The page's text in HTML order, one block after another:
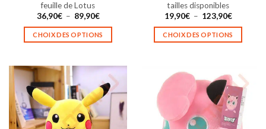
feuille de Lotus
36,90€ – 89,90€Plage
prix :
36,90€
CHOIX DES OPTIONS
plusieurs
variations.
Les
options
tailles disponibles
19,90€ – 123,90€Plage
prix :
19,90€
CHOIX DES OPTIONS
plusieurs
variations.
Les
options